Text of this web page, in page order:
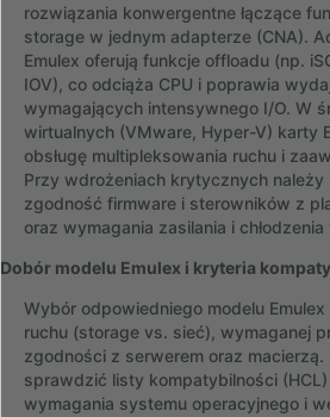
rozwiązania konwergentne łączące
storage w jednym adapterze (CNA).
Emulex oferują funkcje offloadu (np.
IOV), co odciąża CPU i poprawia
wymagających intensywnego I/O. W
wirtualnych (VMware, Hyper-V) karty
obsługę multipleksowania ruchu i
Przy wdrożeniach krytycznych
zgodność firmware i sterowników z
oraz wymagania zasilania i
Dobór modelu Emulex i kryteria
Wybór odpowiedniego modelu
ruchu (storage vs. sieć), wymaganej
zgodności z serwerem oraz
sprawdzić listy kompatybilności
wymagania systemu operacyjnego i